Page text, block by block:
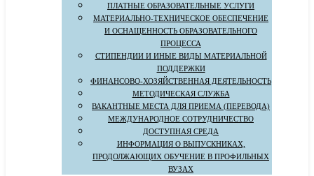
ПЛАТНЫЕ ОБРАЗОВАТЕЛЬНЫЕ УСЛУГИ
МАТЕРИАЛЬНО-ТЕХНИЧЕСКОЕ ОБЕСПЕЧЕНИЕ
И ОСНАЩЕННОСТЬ ОБРАЗОВАТЕЛЬНОГО
ПРОЦЕССА
СТИПЕНДИИ И ИНЫЕ ВИДЫ МАТЕРИАЛЬНОЙ
ПОДДЕРЖКИ
ФИНАНСОВО-ХОЗЯЙСТВЕННАЯ ДЕЯТЕЛЬНОСТЬ
МЕТОДИЧЕСКАЯ СЛУЖБА
ВАКАНТНЫЕ МЕСТА ДЛЯ ПРИЕМА (ПЕРЕВОДА)
МЕЖДУНАРОДНОЕ СОТРУДНИЧЕСТВО
ДОСТУПНАЯ СРЕДА
ИНФОРМАЦИЯ О ВЫПУСКНИКАХ,
ПРОДОЛЖАЮЩИХ ОБУЧЕНИЕ В ПРОФИЛЬНЫХ
ВУЗАХ